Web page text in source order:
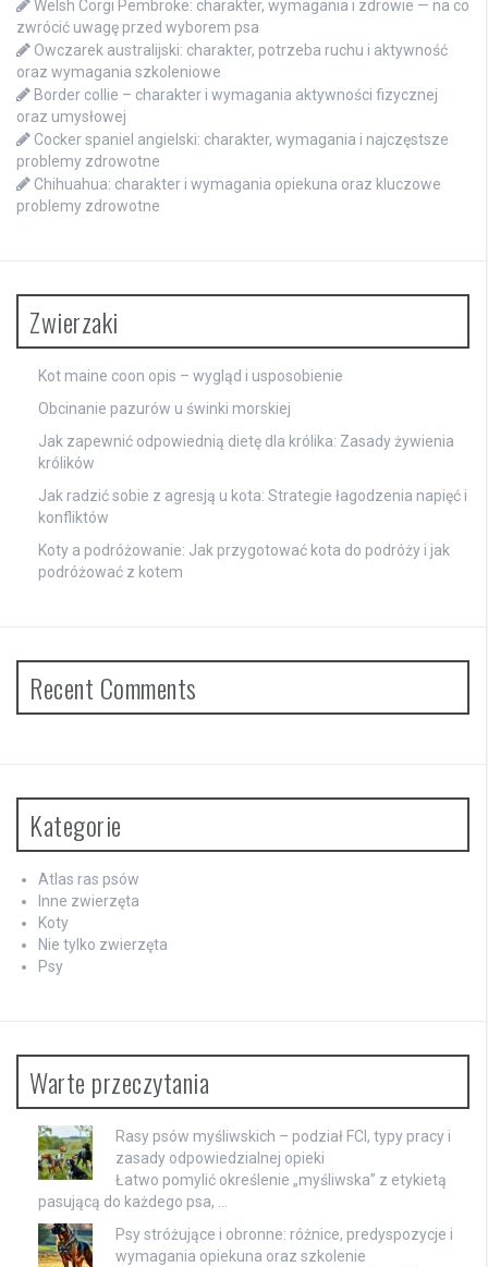
Welsh Corgi Pembroke: charakter, wymagania i zdrowie — na co
zwrócić uwagę przed wyborem psa
Owczarek australijski: charakter, potrzeba ruchu i aktywność
oraz wymagania szkoleniowe
Border collie – charakter i wymagania aktywności fizycznej
oraz umysłowej
Cocker spaniel angielski: charakter, wymagania i najczęstsze
problemy zdrowotne
Chihuahua: charakter i wymagania opiekuna oraz kluczowe
problemy zdrowotne
Zwierzaki
Kot maine coon opis – wygląd i usposobienie
Obcinanie pazurów u świnki morskiej
Jak zapewnić odpowiednią dietę dla królika: Zasady żywienia
królików
Jak radzić sobie z agresją u kota: Strategie łagodzenia napięć i
konfliktów
Koty a podróżowanie: Jak przygotować kota do podróży i jak
podróżować z kotem
Recent Comments
Kategorie
Atlas ras psów
Inne zwierzęta
Koty
Nie tylko zwierzęta
Psy
Warte przeczytania
Rasy psów myśliwskich – podział FCI, typy pracy i
zasady odpowiedzialnej opieki
Łatwo pomylić określenie „myśliwska” z etykietą
pasującą do każdego psa, …
Psy stróżujące i obronne: różnice, predyspozycje i
wymagania opiekuna oraz szkolenie